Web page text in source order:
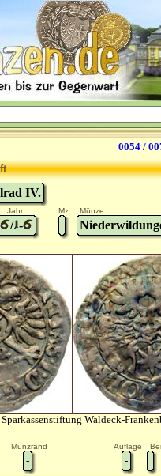
0054 /
IV.
Jahr Mz Münze
/ -
Waldeck-
Münzrand Auflage
- -